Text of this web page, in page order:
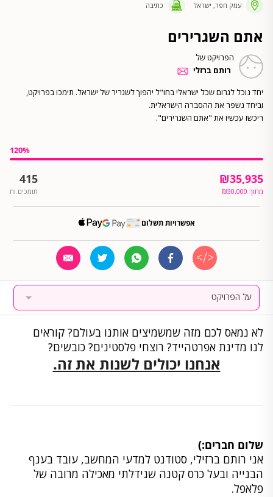
עמק חפר, ישראל כתיבה
אתם השגרירים
הפרויקט של
רותם ברזלי
יחד נוכל לגרום שכל ישראלי בחו"ל יהפוך לשגריר של ישראל. תימכו בפרויקט,
ריכשו עכשיו את "אתם השגרירים".
120%
₪35,935
מתוך ₪30,000
415
תומכים.ות
אפשרויות תשלום
על הפרויקט
לא נמאס לכם מזה שמשמיצים אותנו בעולם? קוראים
לנו מדינת אפרטהייד? רוצחי פלסטינים? כובשים?
אנחנו יכולים לשנות את זה.
שלום חברים:)
אני רותם ברזילי, סטודנט למדעי המחשב, עובד בענף
הבנייה ובעל כרס קטנה שגידלתי מאכילה מרובה של
פלאפל.